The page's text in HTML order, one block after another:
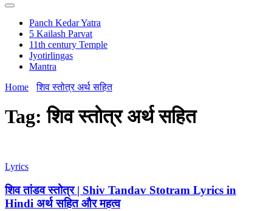
Panch Kedar Yatra
5 Kailash Parvat
11th century Temple
Jyotirlingas
Mantra
Home
शिव स्तोत्र अर्थ सहित
Tag:शिव स्तोत्र अर्थ सहित
Lyrics
शिव तांडव स्तोत्र | Shiv Tandav Stotram Lyrics in
Hindi अर्थ सहित और महत्व